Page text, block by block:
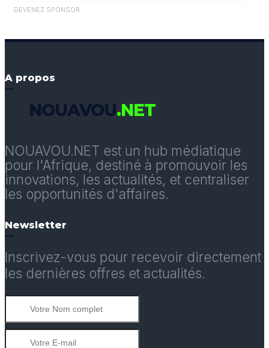
DEVENEZ SPONSOR
A propos
NOUAVOU.NET
NOUAVOU.NET est un hub médiatique
pour l'Afrique, destiné à promouvoir les
innovations, les actualités, et centraliser
les opportunités d'affaires.
Newsletter
Inscrivez-vous pour recevoir directement
les dernières offres et actualités.